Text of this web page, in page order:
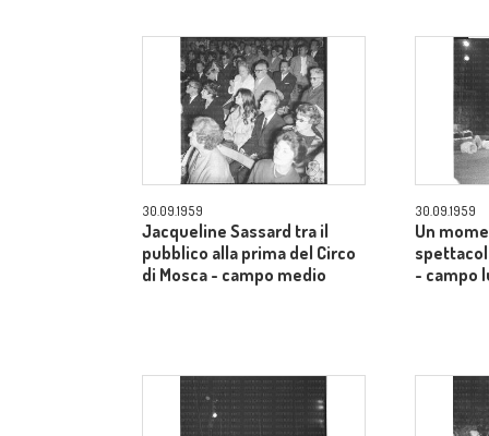
30.09.1959
Jacqueline Sassard tra il
pubblico alla prima del Circo
di Mosca - campo medio
30.09.1959
Un
- campo